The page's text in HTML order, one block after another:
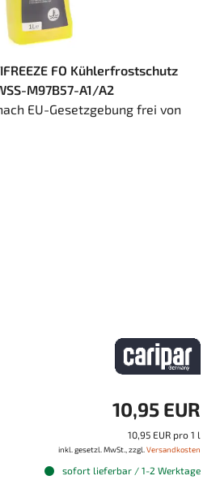
FO Kühlerfrostschutz
M97B57-A1/A2
EU-Gesetzgebung frei von
10,95 EUR
10,95 EUR pro 1 l
inkl. gesetzl. MwSt., zzgl. Versandkosten
sofort lieferbar / 1-2 Werktage